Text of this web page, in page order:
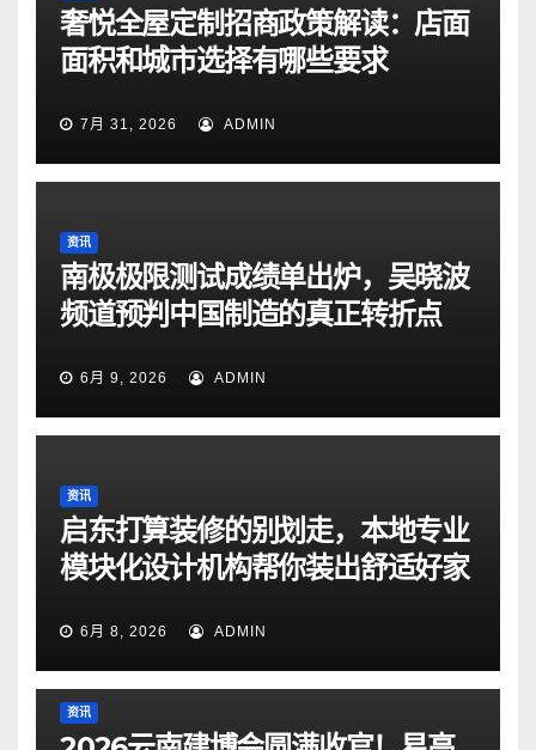
奢悦全屋定制招商政策解读：店面
面积和城市选择有哪些要求
7月 31, 2026 ADMIN
资讯
南极极限测试成绩单出炉，吴晓波
频道预判中国制造的真正转折点
6月 9, 2026 ADMIN
资讯
启东打算装修的别划走，本地专业
模块化设计机构帮你装出舒适好家
6月 8, 2026 ADMIN
资讯